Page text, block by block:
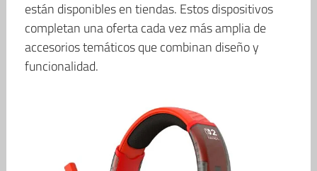
están disponibles en tiendas. Estos dispositivos
completan una oferta cada vez más amplia de
accesorios temáticos que combinan diseño y
funcionalidad.